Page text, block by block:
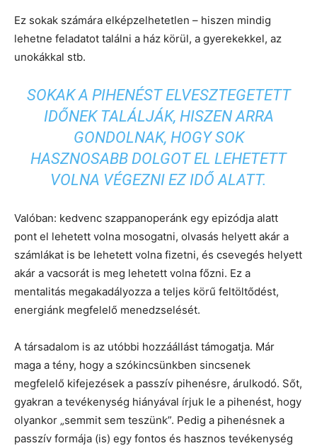
Ez sokak számára elképzelhetetlen – hiszen mindig
lehetne feladatot találni a ház körül, a gyerekekkel, az
unokákkal stb.
SOKAK A PIHENÉST ELVESZTEGETETT
IDŐNEK TALÁLJÁK, HISZEN ARRA
GONDOLNAK, HOGY SOK
HASZNOSABB DOLGOT EL LEHETETT
VOLNA VÉGEZNI EZ IDŐ ALATT.
Valóban: kedvenc szappanoperánk egy epizódja alatt
pont el lehetett volna mosogatni, olvasás helyett akár a
számlákat is be lehetett volna fizetni, és csevegés helyett
akár a vacsorát is meg lehetett volna főzni. Ez a
mentalitás megakadályozza a teljes körű feltöltődést,
energiánk megfelelő menedzselését.
A társadalom is az utóbbi hozzáállást támogatja. Már
maga a tény, hogy a szókincsünkben sincsenek
megfelelő kifejezések a passzív pihenésre, árulkodó. Sőt,
gyakran a tevékenység hiányával írjuk le a pihenést, hogy
olyankor „semmit sem teszünk”. Pedig a pihenésnek a
passzív formája (is) egy fontos és hasznos tevékenység